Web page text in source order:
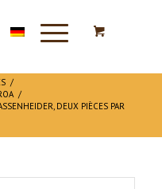
/
/
DEUX PIÈCES PAR